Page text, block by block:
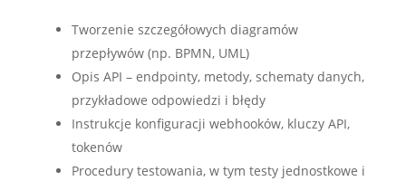
Tworzenie szczegółowych diagramów
przepływów (np. BPMN, UML)
Opis API – endpointy, metody, schematy danych,
przykładowe odpowiedzi i błędy
Instrukcje konfiguracji webhooków, kluczy API,
tokenów
Procedury testowania, w tym testy jednostkowe i